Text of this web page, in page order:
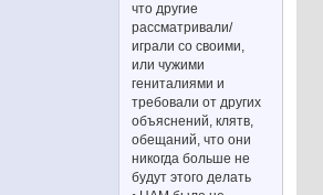
что другие
рассматривали/
играли со своими,
или чужими
гениталиями и
требовали от других
объяснений, клятв,
обещаний, что они
никогда больше не
будут этого делать